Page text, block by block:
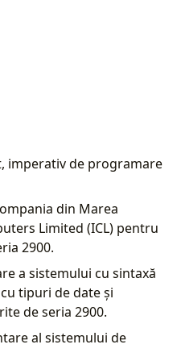
imperativ de programare
din Marea
Limited (ICL) pentru
2900.
a sistemului cu sintaxă
tipuri de date și
de seria 2900.
al sistemului de